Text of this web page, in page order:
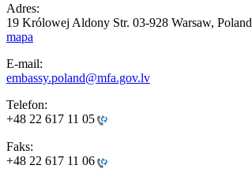
Adres:
19 Królowej Aldony Str. 03-928 Warsaw, Poland
mapa
E-mail:
embassy.poland@mfa.gov.lv
Telefon:
+48 22 617 11 05
Faks:
+48 22 617 11 06